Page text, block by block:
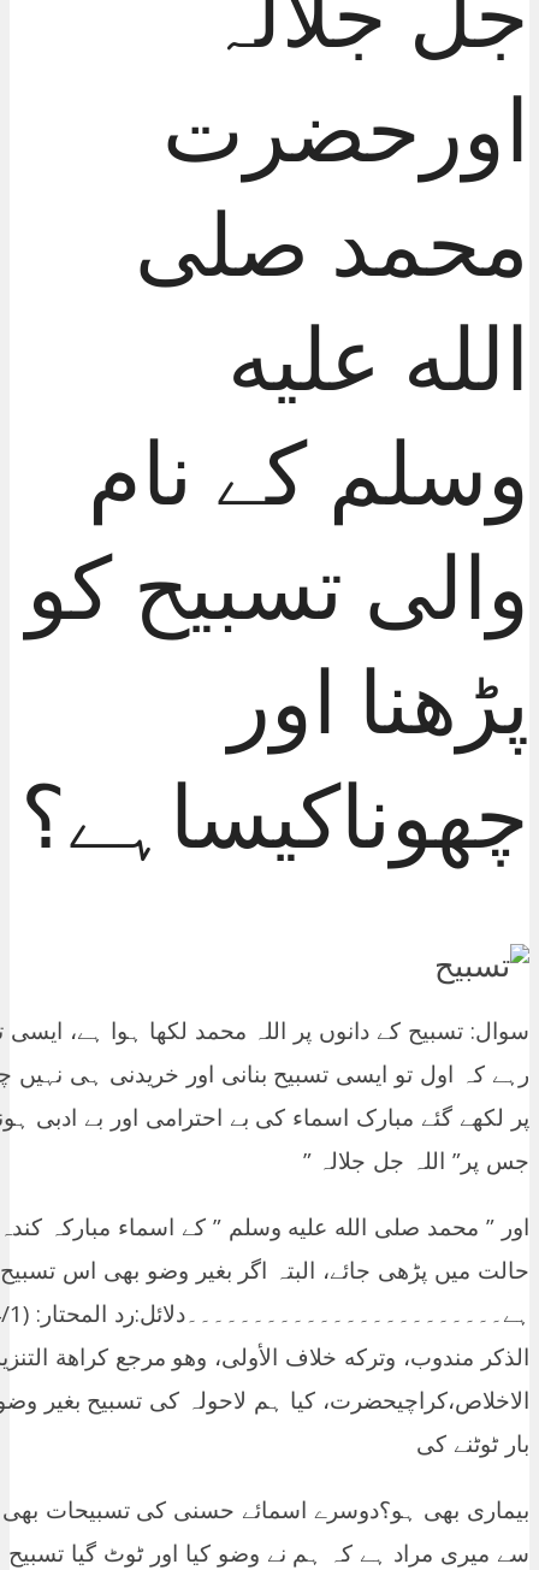
اورحضرت
محمد صلی
الله عليه
وسلم کے نام
والی تسبیح کو
پڑھنا اور
چھوناکیساہے؟
سوال: تسبیح کے دانوں پر اللہ محمد لکھا ہوا ہے،
رہے کہ اول تو ایسی تسبیح بنانی اور خریدنی ہی
پر لکھے گئے مبارک اسماء کی بے احترامی اور بے ادبی
جس پر” اللہ جل جلالہ ”
اور ” محمد صلی الله عليه وسلم ” کے اسماء مبارکہ
حالت میں پڑھی جائے، البتہ اگر بغیر وضو بھی اس
الذكر مندوب، وتركه خلاف الأولى، وهو مرجع كراهة
الاخلاص،کراچیحضرت، کیا ہم لاحولہ کی تسبیح
بار ٹوٹنے کی
بیماری بھی ہو؟دوسرے اسمائے حسنی کی تسبیحات
سے میری مراد ہے کہ ہم نے وضو کیا اور ٹوٹ گیا